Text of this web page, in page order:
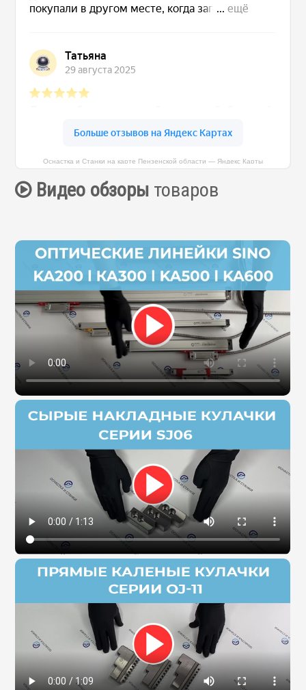
Оснастка и Станки на карте Пензенской области — Яндекс Карты
Видео обзоры товаров